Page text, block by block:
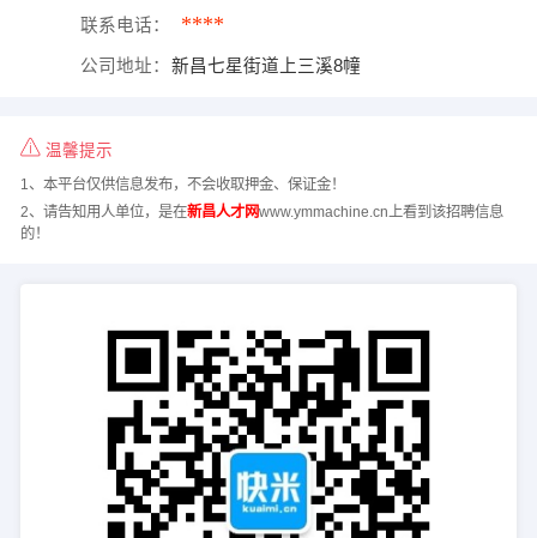
联系电话： ****
公司地址： 新昌七星街道上三溪8幢
温馨提示
1、本平台仅供信息发布，不会收取押金、保证金！
2、请告知用人单位，是在新昌人才网www.ymmachine.cn上看到该招聘信息
的！